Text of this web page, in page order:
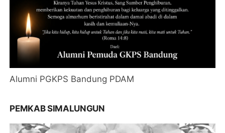
Alumni PGKPS Bandung PDAM
PEMKAB SIMALUNGUN